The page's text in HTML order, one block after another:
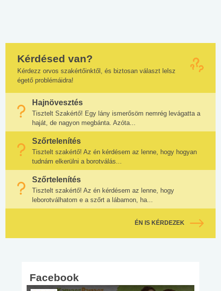
Kérdésed van?
Kérdezz orvos szakértőinktől, és biztosan választ lelsz
égető problémáidra!
Hajnövesztés
Tisztelt Szakértő! Egy lány ismerősöm nemrég levágatta a
haját, de nagyon megbánta. Azóta...
Szőrtelenítés
Tisztelt szakértő! Az én kérdésem az lenne, hogy hogyan
tudnám elkerülni a borotválás...
Szőrtelenítés
Tisztelt szakértő! Az én kérdésem az lenne, hogy
leborotválhatom e a szőrt a lábamon, ha...
ÉN IS KÉRDEZEK
Facebook